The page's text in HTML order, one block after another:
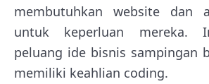
membutuhkan website dan
untuk keperluan mereka.
peluang ide bisnis sampingan
memiliki keahlian coding.